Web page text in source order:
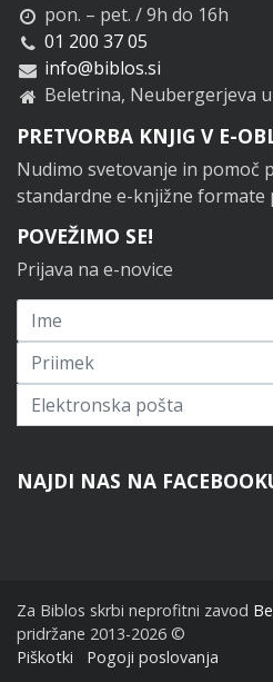
pon. – pet. / 9h do 16h
01 200 37 05
info@biblos.si
Beletrina, Neubergerjeva
PRETVORBA KNJIG V E-
Nudimo svetovanje in pomoč
standardne e-knjižne formate
POVEŽIMO SE!
Prijava na e-novice
Prijavi se na novice
NAJDI NAS NA
Za Biblos skrbi neprofitni zavod
pridržane 2013-2026 ©
Piškotki
Pogoji poslovanja